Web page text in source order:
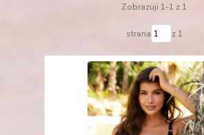
Zobrazuji 1-1 z 1
strana z 1